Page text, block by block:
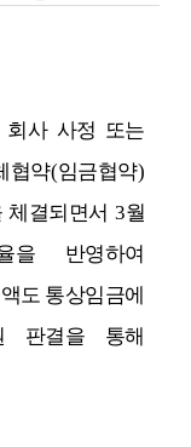
회사 사정 또는
협약(임금협약)
체결되면서 3월
을 반영하여
도 통상임금에
판결을 통해